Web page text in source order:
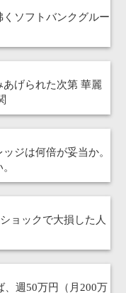
ソフトバンクグルー
あげられた次第 華麗
ジは何倍が妥当か。
ョックで大損した人
、週50万円（月200万